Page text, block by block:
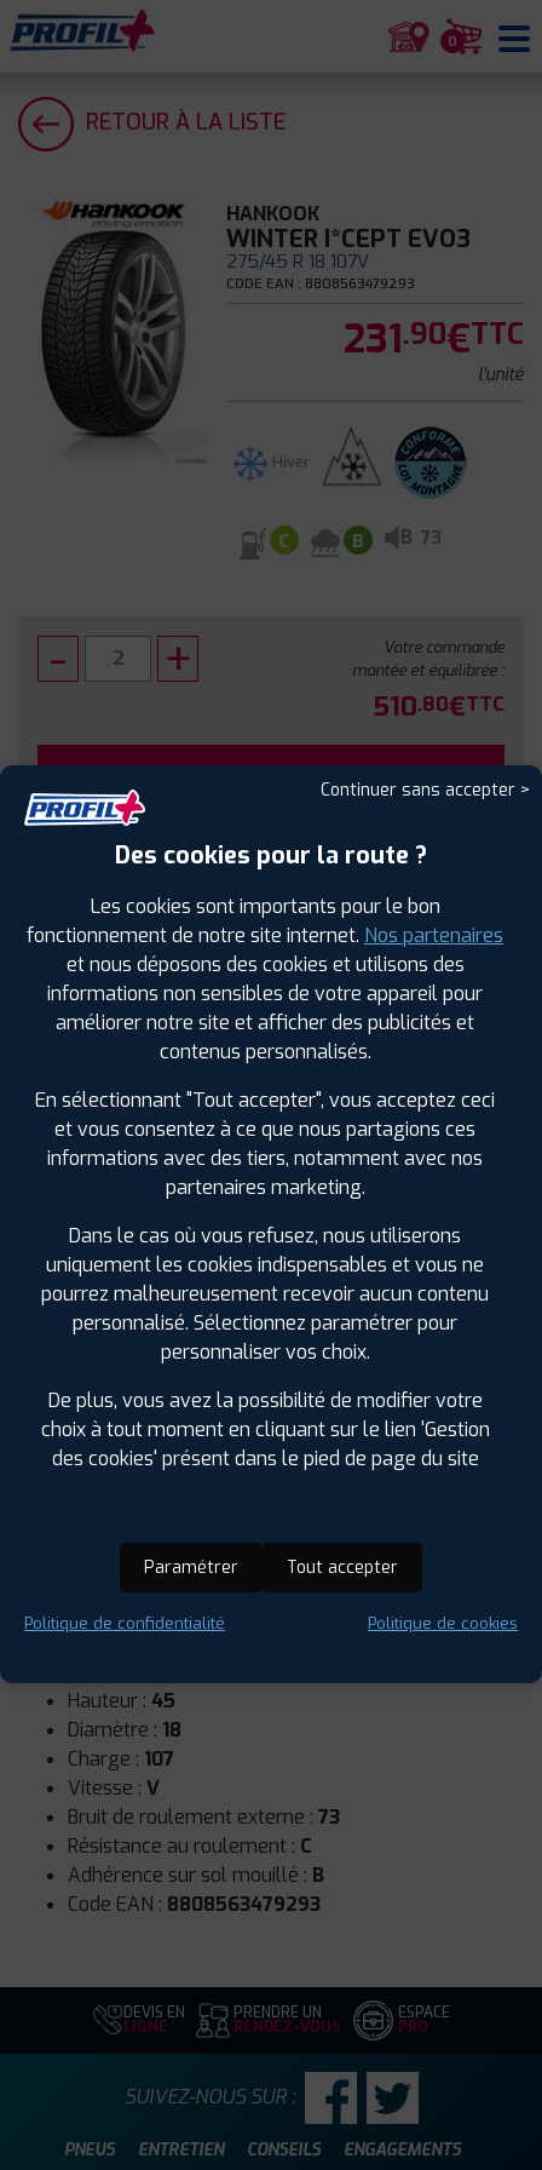
0
RETOUR À LA LISTE
HANKOOK
WINTER I*CEPT EVO3
275/45 R 18 107V
CODE EAN : 8808563479293
231.90€TTC
l'unité
Hiver
C B B 73
Votre commande
montée et équilibrée :
510.80€TTC
Sous réserve de disponibilité en agence
SPÉCIFICATIONS AVIS CLIENTS ÉTIQUETAGE
Saison :
Hiver
Hauteur : 45
Diamètre : 18
Charge : 107
Vitesse : V
Bruit de roulement externe : 73
Résistance au roulement : C
Adhérence sur sol mouillé : B
Code EAN : 8808563479293
DEVIS EN
LIGNE
PRENDRE UN
RENDEZ-VOUS
ESPACE
PRO
PNEUS ENTRETIEN CONSEILS ENGAGEMENTS
SUIVEZ-NOUS SUR :
Continuer sans accepter >
Des cookies pour la route ?
Les cookies sont importants pour le bon
fonctionnement de notre site internet. Nos partenaires
et nous déposons des cookies et utilisons des
informations non sensibles de votre appareil pour
améliorer notre site et afficher des publicités et
contenus personnalisés.
En sélectionnant "Tout accepter", vous acceptez ceci
et vous consentez à ce que nous partagions ces
informations avec des tiers, notamment avec nos
partenaires marketing.
Dans le cas où vous refusez, nous utiliserons
uniquement les cookies indispensables et vous ne
pourrez malheureusement recevoir aucun contenu
personnalisé. Sélectionnez paramétrer pour
personnaliser vos choix.
De plus, vous avez la possibilité de modifier votre
choix à tout moment en cliquant sur le lien 'Gestion
des cookies' présent dans le pied de page du site
Paramétrer Tout accepter
Politique de confidentialité Politique de cookies